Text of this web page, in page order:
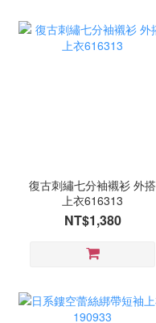
復古刺繡七分袖襯衫 外搭
上衣616313
NT$1,380